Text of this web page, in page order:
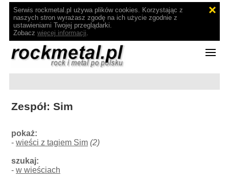
Serwis rockmetal.pl używa plików cookies. Korzystając z
naszych stron wyrażasz zgodę na ich użycie zgodnie z
ustawieniami Twojej przeglądarki.
Zobacz więcej informacji.
Zespół: Sim
pokaż:
-wieści z tagiem Sim (2)
szukaj:
-w wieściach